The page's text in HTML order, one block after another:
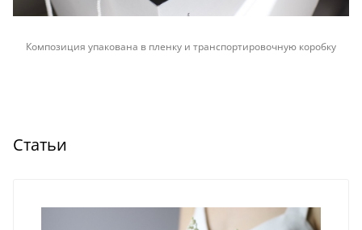
Композиция упакована в пленку и транспортировочную коробку
Статьи